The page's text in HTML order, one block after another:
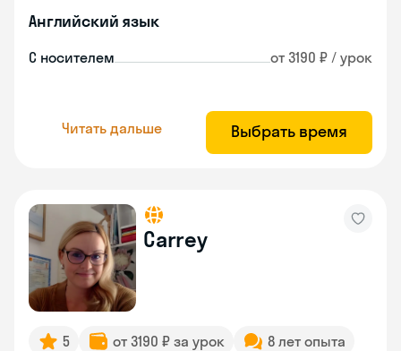
Английский язык
С носителем от 3190 ₽ / урок
Читать дальше Выбрать время
Carrey
5 от 3190 ₽ за урок
8 лет опыта